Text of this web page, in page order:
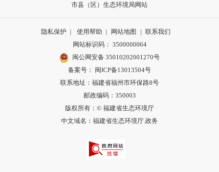
市县（区）生态环境局网站
隐私保护 | 使用帮助 | 网站地图 | 联系我们
网站标识码： 3500000064
闽公网安备 35010202001270号
备案号： 闽ICP备13013504号
联系地址：福建省福州市环保路8号
邮政编码：350003
版权所有：© 福建省生态环境厅
中文域名：福建省生态环境厅.政务